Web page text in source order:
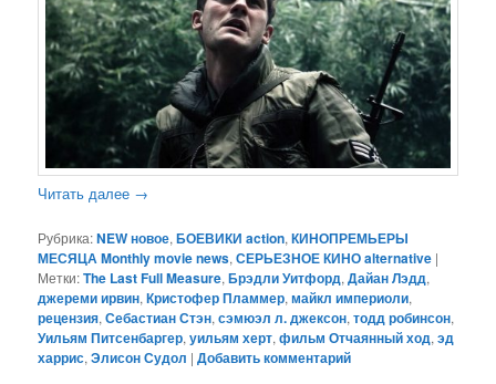
Читать далее →
Рубрика:NEW новое,БОЕВИКИ action,КИНОПРЕМЬЕРЫ
МЕСЯЦА Monthly movie news,СЕРЬЕЗНОЕ КИНО alternative |
Метки:The Last Full Measure,Брэдли Уитфорд,Дайан Лэдд,
джереми ирвин,Кристофер Пламмер,майкл империоли,
рецензия,Себастиан Стэн,сэмюэл л. джексон,тодд робинсон,
Уильям Питсенбаргер,уильям херт,фильм Отчаянный ход,эд
харрис,Элисон Судол |Добавить комментарий